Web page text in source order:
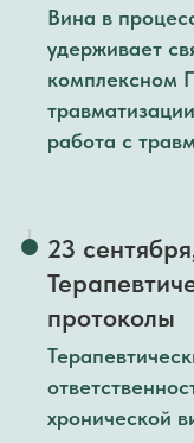
Вина в
удерживает
комплексном
работа с
23 сентября
протоколы
хронической